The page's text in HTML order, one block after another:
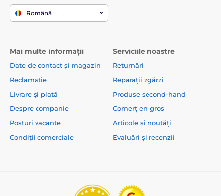
Română
Mai multe informații
Date de contact și magazin
Reclamație
Livrare și plată
Despre companie
Posturi vacante
Condiții comerciale
Serviciile noastre
Returnări
Reparații zgărzi
Produse second-hand
Comerț en-gros
Articole și noutăți
Evaluări și recenzii